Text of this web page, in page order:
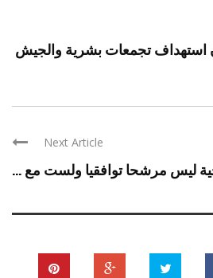
استهداف تجمعات بشرية والجيش
Next Article
ليس مرشحا توافقيا ولست مع ...